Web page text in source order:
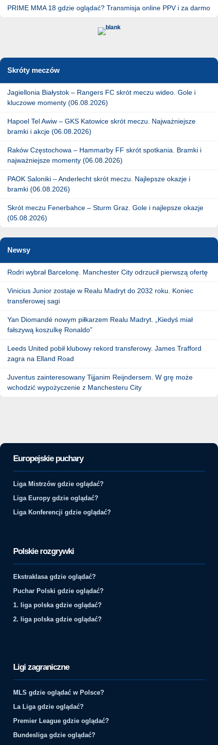
PRIME MMA 18 gdzie oglądać? Transmisja online PPV i za darmo
Skróty meczów
Jagiellonia Białystok – Rangers FC skrót meczu wideo. Gole i
kluczowe momenty (06.08.2026)
Hapoel Tel Awiw – GKS Katowice skrót meczu. Najważniejsze
bramki i akcje (06.08.2026)
Raków Częstochowa – Hammarby FF skrót spotkania. Bramki i
najważniejsze momenty (06.08.2026)
PAOK Saloniki – Anderlecht skrót meczu. Najlepsze okazje i
bramki (06.08.2026)
Skrót meczu Fenerbahce – Sturm Graz. Gole i najlepsze okazje
(05.08.2026)
Newsy
Rodri wybrał Barcelonę. Manchester City odrzucił pierwszą ofertę
Vinicius Junior zostaje w Realu Madryt do 2032 roku. Koniec
transferowej sagi
Yan Diomandé nowym piłkarzem Realu Madryt. „Kiedyś miał
fałszywą koszulkę Ronaldo”
Leeds United pobił klubowy rekord transferowy. James Trafford
zagra na Elland Road
Juventus zainteresowany Tijjanim Reijndersem. W grę może
wchodzić wypożyczenie z Manchesteru City
Europejskie puchary
Liga Mistrzów gdzie oglądać?
Liga Europy gdzie oglądać?
Liga Konferencji gdzie oglądać?
Polskie rozgrywki
Ekstraklasa gdzie oglądać?
Puchar Polski gdzie oglądać?
1. liga polska gdzie oglądać?
2. liga polska gdzie oglądać?
Ligi zagraniczne
MLS gdzie oglądać w Polsce?
La Liga gdzie oglądać?
Premier League gdzie oglądać?
Bundesliga gdzie oglądać?